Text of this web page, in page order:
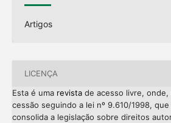
Artigos
LICENÇA
Esta é uma revistade acesso livre, onde,
cessão seguindo a lei nº 9.610/1998,
consolida a legislação sobre direitos